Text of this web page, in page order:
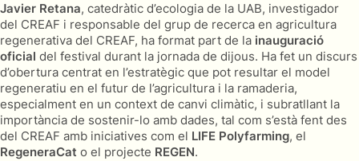
Javier Retana, catedràtic d’ecologia de la UAB, investigador
del CREAF i responsable del grup de recerca en agricultura
regenerativa del CREAF, ha format part de la inauguració
oficial del festival durant la jornada de dijous. Ha fet un discurs
d’obertura centrat en l’estratègic que pot resultar el model
regeneratiu en el futur de l’agricultura i la ramaderia,
especialment en un context de canvi climàtic, i subratllant la
importància de sostenir-lo amb dades, tal com s’està fent des
del CREAF amb iniciatives com el LIFE Polyfarming, el
RegeneraCat o el projecte REGEN.